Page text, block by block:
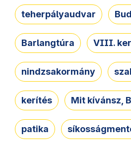
teherpályaudvar
Barlangtúra VIII.
nindzsakormány
kerítés Mit kívánsz,
patika